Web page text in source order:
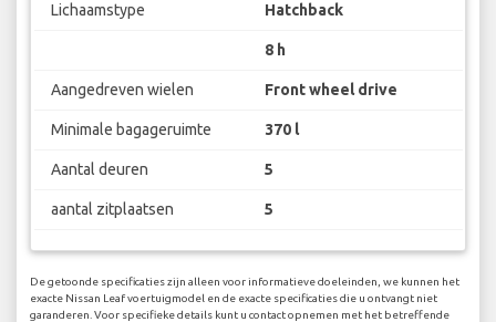
Lichaamstype Hatchback
8 h
Aangedreven wielen Front wheel drive
Minimale bagageruimte 370 l
Aantal deuren 5
aantal zitplaatsen 5
De getoonde specificaties zijn alleen voor informatieve doeleinden, we kunnen het
exacte Nissan Leaf voertuigmodel en de exacte specificaties die u ontvangt niet
garanderen. Voor specifieke details kunt u contact opnemen met het betreffende